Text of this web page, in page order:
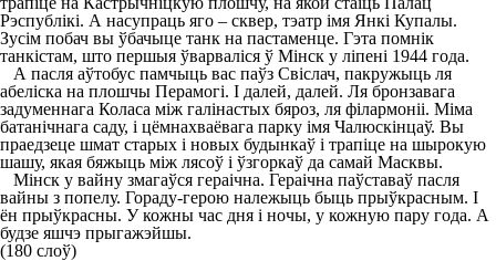
Рэспублікі. А насупраць яго – сквер, тэатр імя Янкі Купалы.
Зусім побач вы ўбачыце танк на пастаменце. Гэта помнік
танкістам, што першыя ўварваліся ў Мінск у ліпені 1944 года.
А пасля аўтобус памчыць вас паўз Свіслач, пакружыць ля
абеліска на плошчы Перамогі. І далей, далей. Ля бронзавага
задуменнага Коласа між галінастых бяроз, ля філармоніі. Міма
батанічнага саду, і цёмнахваёвага парку імя Чалюскінцаў. Вы
праедзеце шмат старых і новых будынкаў і трапіце на шырокую
шашу, якая бяжыць між лясоў і ўзгоркаў да самай Масквы.
Мінск у вайну змагаўся гераічна. Гераічна паўставаў пасля
вайны з попелу. Гораду-герою належыць быць прыўкрасным. І
ён прыўкрасны. У кожны час дня і ночы, у кожную пару года. А
будзе яшчэ прыгажэйшы.
(180 слоў)